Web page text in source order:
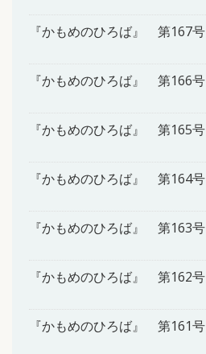
『かもめのひろば』 第167号
『かもめのひろば』 第166号
『かもめのひろば』 第165号
『かもめのひろば』 第164号
『かもめのひろば』 第163号
『かもめのひろば』 第162号
『かもめのひろば』 第161号